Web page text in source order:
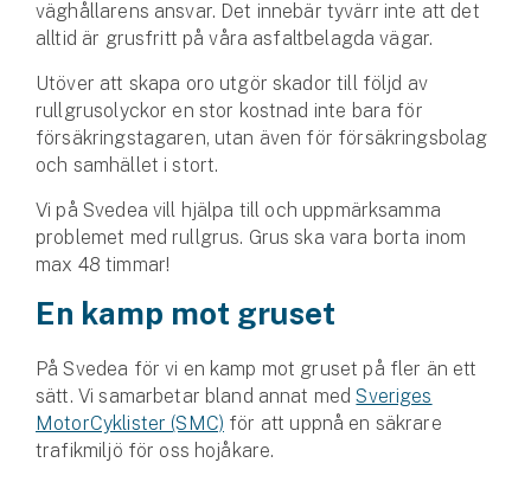
Hundförsäkring
Kattförsäkring
Hem & hus
Hemförsäkring
Bostadsrättsförsäkring
Hyresrättsförsäkring
väghållarens ansvar. Det innebär tyvärr inte att det
alltid är grusfritt på våra asfaltbelagda vägar.
Utöver att skapa oro utgör skador till följd av
rullgrusolyckor en stor kostnad inte bara för
försäkringstagaren, utan även för försäkringsbolag
och samhället i stort.
Vi på Svedea vill hjälpa till och uppmärksamma
problemet med rullgrus. Grus ska vara borta inom
max 48 timmar!
En kamp mot gruset
På Svedea för vi en kamp mot gruset på fler än ett
sätt. Vi samarbetar bland annat medSveriges
MotorCyklister (SMC) för att uppnå en säkrare
trafikmiljö för oss hojåkare.